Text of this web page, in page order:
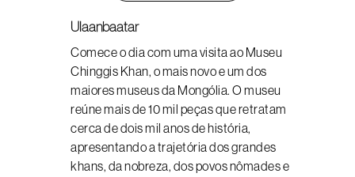
Ulaanbaatar
Comece o dia com uma visita ao Museu
Chinggis Khan, o mais novo e um dos
maiores museus da Mongólia. O museu
reúne mais de 10 mil peças que retratam
cerca de dois mil anos de história,
apresentando a trajetória dos grandes
khans, da nobreza, dos povos nômades e